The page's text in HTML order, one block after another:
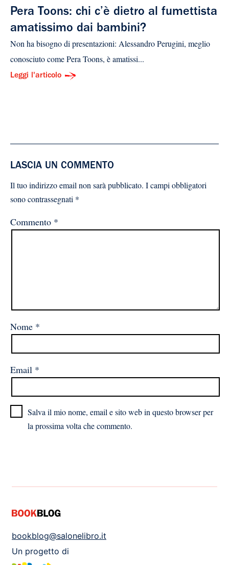
Pera Toons: chi c’è dietro al fumettista
amatissimo dai bambini?
Non ha bisogno di presentazioni: Alessandro Perugini, meglio
conosciuto come Pera Toons, è amatissi...
Leggi l'articolo
LASCIA UN COMMENTO
Il tuo indirizzo email non sarà pubblicato. I campi obbligatori
sono contrassegnati *
Commento *
Nome *
Email *
Salva il mio nome, email e sito web in questo browser per
la prossima volta che commento.
bookblog@salonelibro.it
Un progetto di